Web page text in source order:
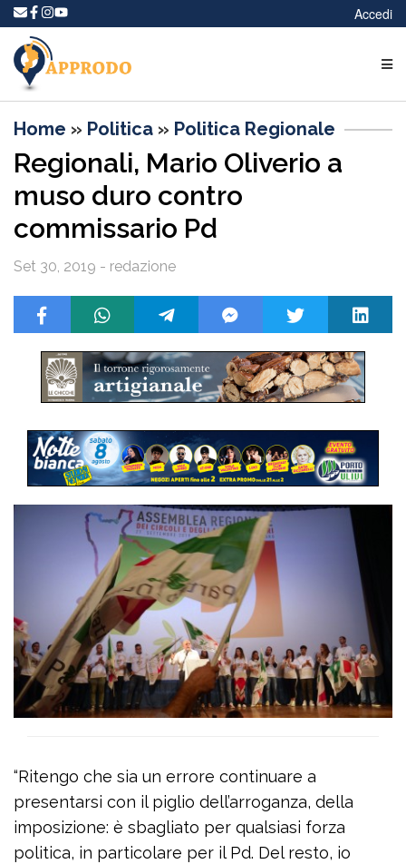
Accedi
Home » Politica » Politica Regionale
Regionali, Mario Oliverio a
muso duro contro
commissario Pd
Set 30, 2019 - redazione
“Ritengo che sia un errore continuare a
presentarsi con il piglio dell’arroganza, della
imposizione: è sbagliato per qualsiasi forza
politica, in particolare per il Pd. Del resto, io